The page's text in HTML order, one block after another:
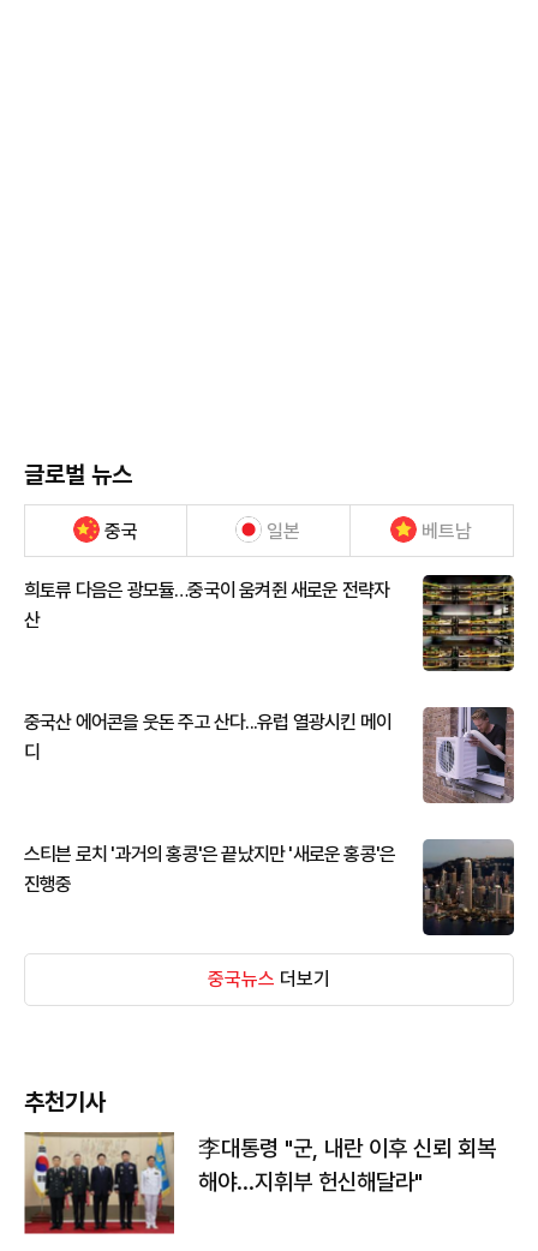
글로벌 뉴스
중국 일본 베트남
희토류 다음은 광모듈…중국이 움켜쥔 새로운 전략자
산
중국산 에어콘을 웃돈 주고 산다...유럽 열광시킨 메이
디
스티븐 로치 '과거의 홍콩'은 끝났지만 '새로운 홍콩'은
진행중
중국뉴스 더보기
추천기사
李대통령 "군, 내란 이후 신뢰 회복
해야…지휘부 헌신해달라"